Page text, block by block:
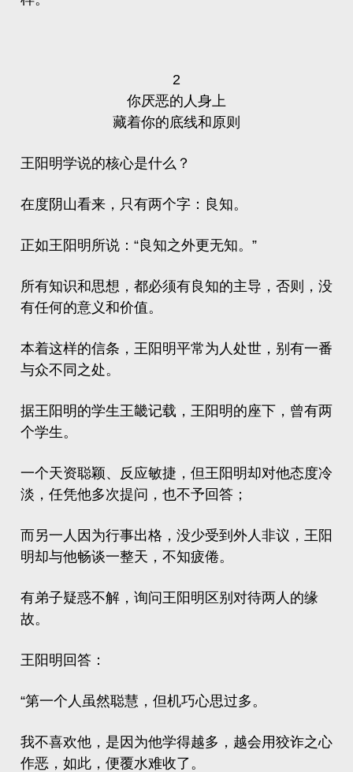
2
你厌恶的人身上
藏着你的底线和原则
王阳明学说的核心是什么？
在度阴山看来，只有两个字：良知。
正如王阳明所说：“良知之外更无知。”
所有知识和思想，都必须有良知的主导，否则，没
有任何的意义和价值。
本着这样的信条，王阳明平常为人处世，别有一番
与众不同之处。
据王阳明的学生王畿记载，王阳明的座下，曾有两
个学生。
一个天资聪颖、反应敏捷，但王阳明却对他态度冷
淡，任凭他多次提问，也不予回答；
而另一人因为行事出格，没少受到外人非议，王阳
明却与他畅谈一整天，不知疲倦。
有弟子疑惑不解，询问王阳明区别对待两人的缘
故。
王阳明回答：
“第一个人虽然聪慧，但机巧心思过多。
我不喜欢他，是因为他学得越多，越会用狡诈之心
作恶，如此，便覆水难收了。